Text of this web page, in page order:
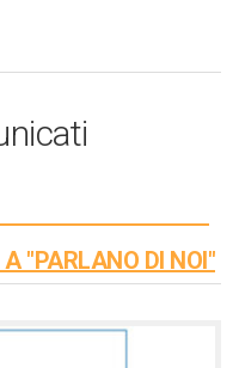
"PARLANO DI NOI"